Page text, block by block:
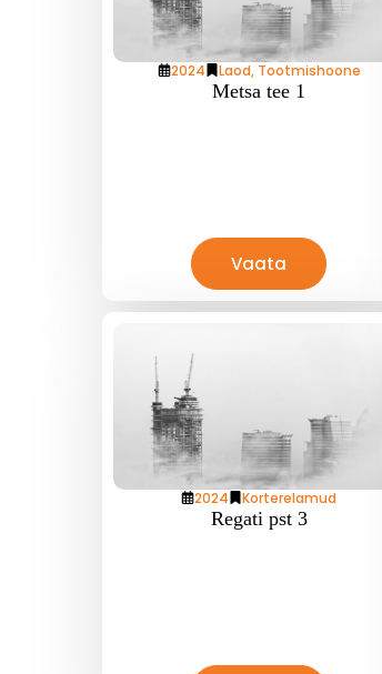
2024 Laod, Tootmishoone
Metsa tee 1
Vaata
2024 Korterelamud
Regati pst 3